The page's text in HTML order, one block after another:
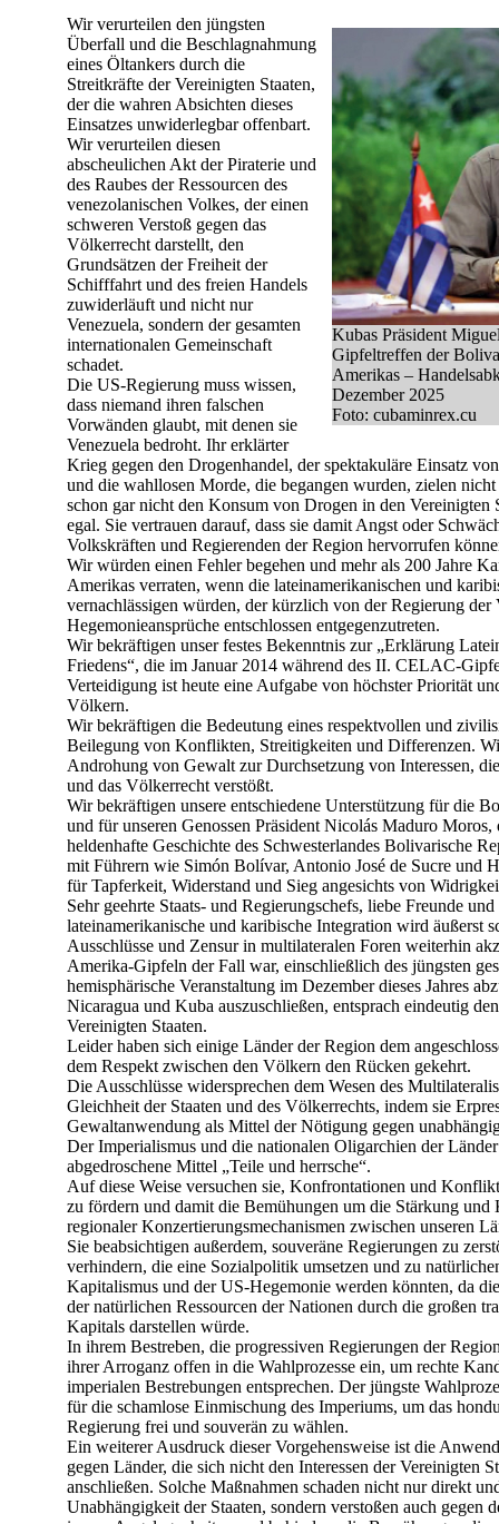
Kubas Präsident
Gipfeltreffen der
Amerikas –
Dezember 2025
Foto: cubaminrex.cu
Wir verurteilen den jüngsten
Überfall und die Beschlagnahmung
eines Öltankers durch die
Streitkräfte der Vereinigten Staaten,
der die wahren Absichten dieses
Einsatzes unwiderlegbar offenbart.
Wir verurteilen diesen
abscheulichen Akt der Piraterie und
des Raubes der Ressourcen des
venezolanischen Volkes, der einen
schweren Verstoß gegen das
Völkerrecht darstellt, den
Grundsätzen der Freiheit der
Schifffahrt und des freien Handels
zuwiderläuft und nicht nur
Venezuela, sondern der gesamten
internationalen Gemeinschaft
schadet.
Die US-Regierung muss wissen,
dass niemand ihren falschen
Vorwänden glaubt, mit denen sie
Venezuela bedroht. Ihr erklärter
Krieg gegen den Drogenhandel, der spektakuläre Einsatz
und die wahllosen Morde, die begangen wurden, zielen
schon gar nicht den Konsum von Drogen in den Vereinigten
egal. Sie vertrauen darauf, dass sie damit Angst oder
Volkskräften und Regierenden der Region hervorrufen
Wir würden einen Fehler begehen und mehr als 200 Jahre
Amerikas verraten, wenn die lateinamerikanischen und
vernachlässigen würden, der kürzlich von der Regierung der
Hegemonieansprüche entschlossen entgegenzutreten.
Wir bekräftigen unser festes Bekenntnis zur „Erklärung
Friedens“, die im Januar 2014 während des II. CELAC-
Verteidigung ist heute eine Aufgabe von höchster Priorität
Völkern.
Wir bekräftigen die Bedeutung eines respektvollen und
Beilegung von Konflikten, Streitigkeiten und Differenzen.
Androhung von Gewalt zur Durchsetzung von Interessen,
und das Völkerrecht verstößt.
Wir bekräftigen unsere entschiedene Unterstützung für die
und für unseren Genossen Präsident Nicolás Maduro Moros,
heldenhafte Geschichte des Schwesterlandes Bolivarische
mit Führern wie Simón Bolívar, Antonio José de Sucre und
für Tapferkeit, Widerstand und Sieg angesichts von
Sehr geehrte Staats- und Regierungschefs, liebe Freunde
lateinamerikanische und karibische Integration wird äußerst
Ausschlüsse und Zensur in multilateralen Foren weiterhin
Amerika-Gipfeln der Fall war, einschließlich des jüngsten
hemisphärische Veranstaltung im Dezember dieses Jahres
Nicaragua und Kuba auszuschließen, entsprach eindeutig
Vereinigten Staaten.
Leider haben sich einige Länder der Region dem
dem Respekt zwischen den Völkern den Rücken gekehrt.
Die Ausschlüsse widersprechen dem Wesen des
Gleichheit der Staaten und des Völkerrechts, indem sie
Gewaltanwendung als Mittel der Nötigung gegen
Der Imperialismus und die nationalen Oligarchien der
abgedroschene Mittel „Teile und herrsche“.
Auf diese Weise versuchen sie, Konfrontationen und
zu fördern und damit die Bemühungen um die Stärkung
regionaler Konzertierungsmechanismen zwischen unseren
Sie beabsichtigen außerdem, souveräne Regierungen zu
verhindern, die eine Sozialpolitik umsetzen und zu
Kapitalismus und der US-Hegemonie werden könnten, da
der natürlichen Ressourcen der Nationen durch die großen
Kapitals darstellen würde.
In ihrem Bestreben, die progressiven Regierungen der
ihrer Arroganz offen in die Wahlprozesse ein, um rechte
imperialen Bestrebungen entsprechen. Der jüngste
für die schamlose Einmischung des Imperiums, um das
Regierung frei und souverän zu wählen.
Ein weiterer Ausdruck dieser Vorgehensweise ist die
gegen Länder, die sich nicht den Interessen der Vereinigten
anschließen. Solche Maßnahmen schaden nicht nur direkt
Unabhängigkeit der Staaten, sondern verstoßen auch gegen